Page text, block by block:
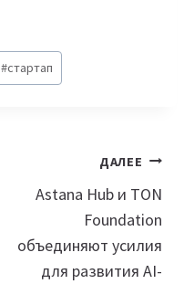
#стартап
ДАЛЕЕ
Astana Hub и TON
Foundation
объединяют усилия
для развития AI-